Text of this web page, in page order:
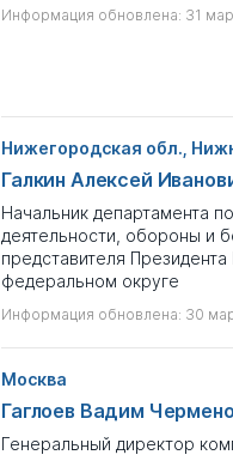
Информация обновлена: 31
Нижегородская обл.,
Галкин Алексей
Начальник департамента
деятельности, обороны и
представителя
федеральном округе
Информация обновлена: 30
Москва
Гаглоев Вадим
Генеральный директор